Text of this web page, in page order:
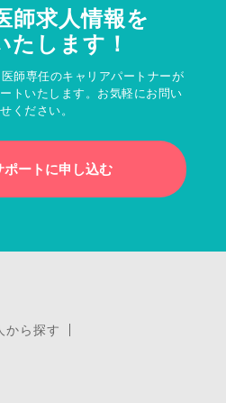
師求人情報を
たします！
師専任のキャリアパートナーが
トいたします。お気軽にお問い
ください。
ポートに申し込む
から探す